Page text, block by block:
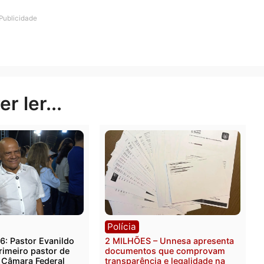
socorro onde após algumas horas não resistiu e
Publicidade
ler...